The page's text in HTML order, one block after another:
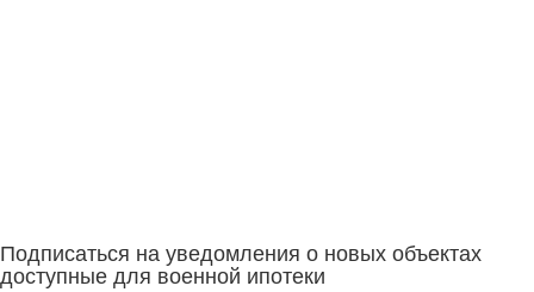
Подписаться на уведомления о новых объектах
доступные для военной ипотеки